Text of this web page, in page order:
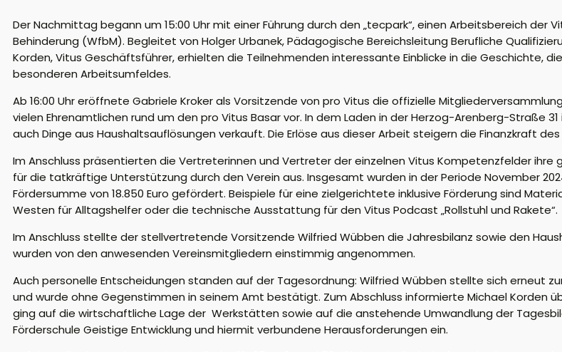
Der Nachmittag begann um 15:00 Uhr mit einer Führung durch den „tecpark“, einen Arbeitsbereich der
Behinderung (WfbM). Begleitet von Holger Urbanek, Pädagogische Bereichsleitung Berufliche
Korden, Vitus Geschäftsführer, erhielten die Teilnehmenden interessante Einblicke in die Geschichte,
besonderen Arbeitsumfeldes.
Ab 16:00 Uhr eröffnete Gabriele Kroker als Vorsitzende von pro Vitus die offizielle
vielen Ehrenamtlichen rund um den pro Vitus Basar vor. In dem Laden in der Herzog-Arenberg-Straße
auch Dinge aus Haushaltsauflösungen verkauft. Die Erlöse aus dieser Arbeit steigern die Finanzkraft
Im Anschluss präsentierten die Vertreterinnen und Vertreter der einzelnen Vitus Kompetenzfelder ihre
für die tatkräftige Unterstützung durch den Verein aus. Insgesamt wurden in der Periode November
Fördersumme von 18.850 Euro gefördert. Beispiele für eine zielgerichtete inklusive Förderung sind
Westen für Alltagshelfer oder die technische Ausstattung für den Vitus Podcast „Rollstuhl und Rakete“.
Im Anschluss stellte der stellvertretende Vorsitzende Wilfried Wübben die Jahresbilanz sowie den
wurden von den anwesenden Vereinsmitgliedern einstimmig angenommen.
Auch personelle Entscheidungen standen auf der Tagesordnung: Wilfried Wübben stellte sich erneut
und wurde ohne Gegenstimmen in seinem Amt bestätigt. Zum Abschluss informierte Michael Korden
ging auf die wirtschaftliche Lage der Werkstätten sowie auf die anstehende Umwandlung der
Förderschule Geistige Entwicklung und hiermit verbundene Herausforderungen ein.